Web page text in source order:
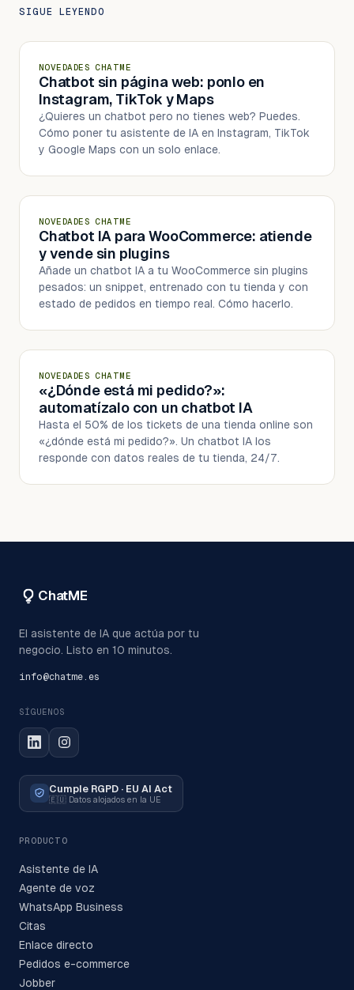
SIGUE LEYENDO
NOVEDADES CHATME
Chatbot sin página web: ponlo en
Instagram, TikTok y Maps
¿Quieres un chatbot pero no tienes web? Puedes.
Cómo poner tu asistente de IA en Instagram, TikTok
y Google Maps con un solo enlace.
NOVEDADES CHATME
Chatbot IA para WooCommerce: atiende
y vende sin plugins
Añade un chatbot IA a tu WooCommerce sin plugins
pesados: un snippet, entrenado con tu tienda y con
estado de pedidos en tiempo real. Cómo hacerlo.
NOVEDADES CHATME
«¿Dónde está mi pedido?»:
automatízalo con un chatbot IA
Hasta el 50% de los tickets de una tienda online son
«¿dónde está mi pedido?». Un chatbot IA los
responde con datos reales de tu tienda, 24/7.
ChatME
El asistente de IA que actúa por tu
negocio. Listo en 10 minutos.
info@chatme.es
SÍGUENOS
Cumple RGPD · EU AI Act
🇪🇺 Datos alojados en la UE
PRODUCTO
Asistente de IA
Agente de voz
WhatsApp Business
Citas
Enlace directo
Pedidos e-commerce
Jobber